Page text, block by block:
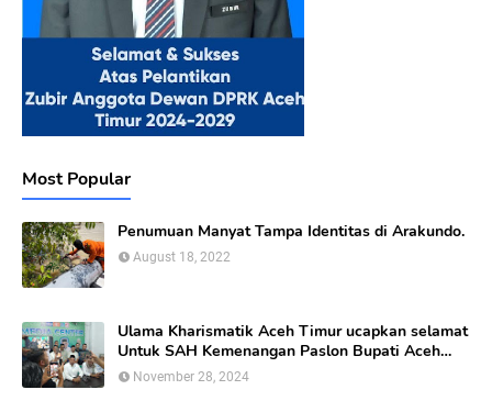
Most Popular
Penumuan Manyat Tampa Identitas di Arakundo.
August 18, 2022
Ulama Kharismatik Aceh Timur ucapkan selamat
Untuk SAH Kemenangan Paslon Bupati Aceh
Timur calon nomor Urut 01
November 28, 2024